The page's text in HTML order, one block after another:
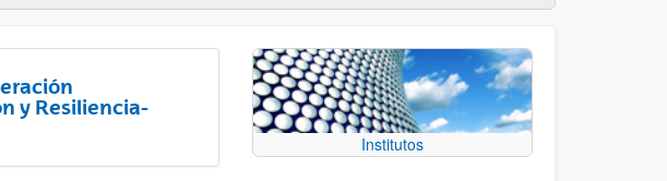
y Resiliencia-
Institutos